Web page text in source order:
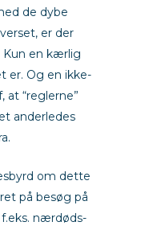
de dybe
er der
Kun en kærlig
er. Og en ikke-
“reglerne”
anderledes
om dette
på besøg på
f.eks. nærdøds-